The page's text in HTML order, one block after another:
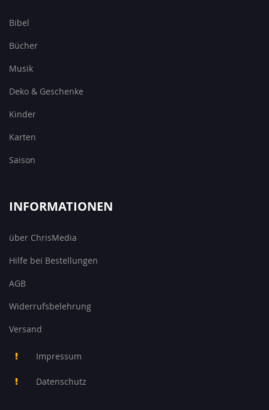
Bibel
Bücher
Musik
Deko & Geschenke
Kinder
Karten
Saison
INFORMATIONEN
über ChrisMedia
Hilfe bei Bestellungen
AGB
Widerrufsbelehrung
Versand
Impressum
Datenschutz